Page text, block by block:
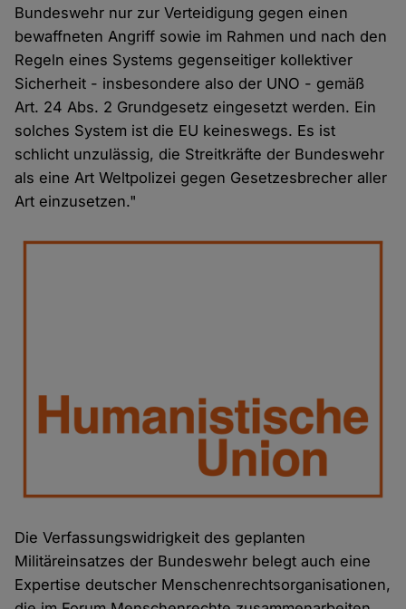
Bundeswehr nur zur Verteidigung gegen einen
bewaffneten Angriff sowie im Rahmen und nach den
Regeln eines Systems gegenseitiger kollektiver
Sicherheit - insbesondere also der UNO - gemäß
Art. 24 Abs. 2 Grundgesetz eingesetzt werden. Ein
solches System ist die EU keineswegs. Es ist
schlicht unzulässig, die Streitkräfte der Bundeswehr
als eine Art Weltpolizei gegen Gesetzesbrecher aller
Art einzusetzen."
Die Verfassungswidrigkeit des geplanten
Militäreinsatzes der Bundeswehr belegt auch eine
Expertise deutscher Menschenrechtsorganisationen,